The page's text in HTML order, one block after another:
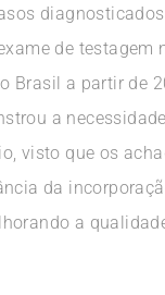
de
Brasil a partir de
a
visto que os
da
a